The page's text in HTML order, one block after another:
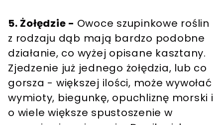
5. Żołędzie - Owoce szupinkowe roślin
z rodzaju dąb mają bardzo podobne
działanie, co wyżej opisane kasztany.
Zjedzenie już jednego żołędzia, lub co
gorsza - większej ilości, może wywołać
wymioty, biegunkę, opuchliznę morski i
o wiele większe spustoszenie w